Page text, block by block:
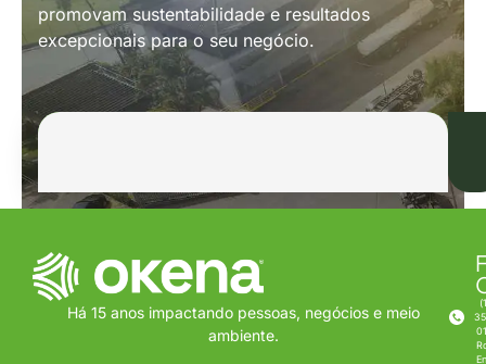
promovam sustentabilidade e resultados
excepcionais para o seu negócio.
Há 15 anos impactando pessoas, negócios e meio
ambiente.